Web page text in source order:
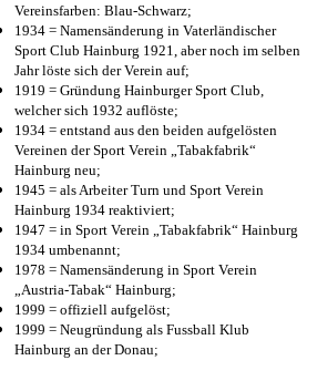
Vereinsfarben: Blau-Schwarz;
1934 = Namensänderung in Vaterländischer
Sport Club Hainburg 1921, aber noch im selben
Jahr löste sich der Verein auf;
1919 = Gründung Hainburger Sport Club,
welcher sich 1932 auflöste;
1934 = entstand aus den beiden aufgelösten
Vereinen der Sport Verein „Tabakfabrik“
Hainburg neu;
1945 = als Arbeiter Turn und Sport Verein
Hainburg 1934 reaktiviert;
1947 = in Sport Verein „Tabakfabrik“ Hainburg
1934 umbenannt;
1978 = Namensänderung in Sport Verein
„Austria-Tabak“ Hainburg;
1999 = offiziell aufgelöst;
1999 = Neugründung als Fussball Klub
Hainburg an der Donau;